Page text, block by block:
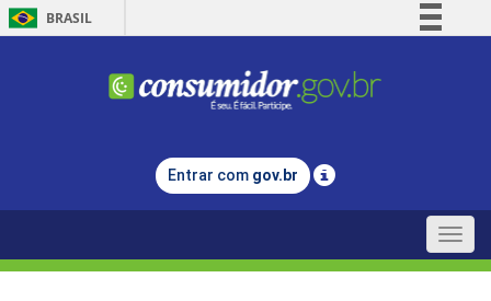
BRASIL
Comunica BR
Legislação
Entrar com gov.br
Toggle